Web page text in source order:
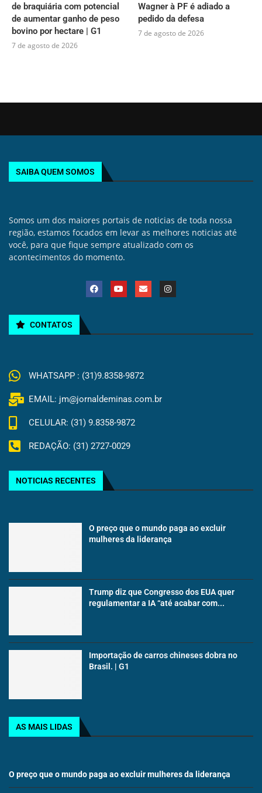
de braquiária com potencial
de aumentar ganho de peso
bovino por hectare | G1
7 de agosto de 2026
Wagner à PF é adiado a
pedido da defesa
7 de agosto de 2026
SAIBA QUEM SOMOS
Somos um dos maiores portais de noticias de toda nossa
região, estamos focados em levar as melhores noticias até
você, para que fique sempre atualizado com os
acontecimentos do momento.
CONTATOS
WHATSAPP : (31)9.8358-9872
EMAIL: jm@jornaldeminas.com.br
CELULAR: (31) 9.8358-9872
REDAÇÃO: (31) 2727-0029
NOTICIAS RECENTES
O preço que o mundo paga ao excluir
mulheres da liderança
Trump diz que Congresso dos EUA quer
regulamentar a IA “até acabar com...
Importação de carros chineses dobra no
Brasil. | G1
AS MAIS LIDAS
O preço que o mundo paga ao excluir mulheres da liderança